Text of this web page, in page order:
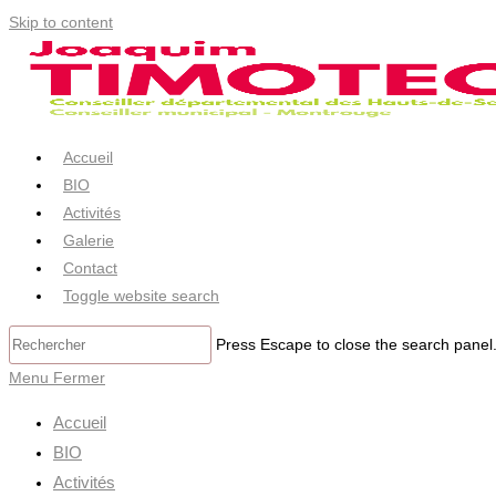
Skip to content
Accueil
BIO
Activités
Galerie
Contact
Toggle website search
Press Escape to close the search panel.
Menu Fermer
Accueil
BIO
Activités